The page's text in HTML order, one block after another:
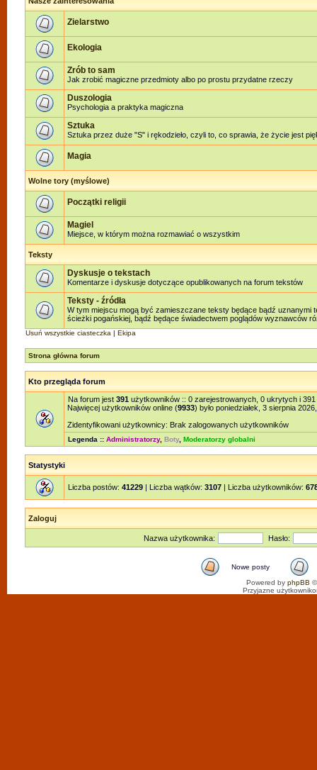
Zielarstwo
Ekologia
Zrób to sam
Jak zrobić magiczne przedmioty albo po prostu przydatne rzeczy
Duszologia
Psychologia a praktyka magiczna
Sztuka
Sztuka przez duże "S" i rękodzieło, czyli to, co sprawia, że życie jest
Magia
Wolne tory (myślowe)
Początki religii
Magiel
Miejsce, w którym można rozmawiać o wszystkim
Teksty
Dyskusje o tekstach
Komentarze i dyskusje dotyczące opublikowanych na forum tekstów
Teksty - źródła
W tym miejscu mogą być zamieszczane teksty będące bądź uznanymi
ścieżki pogańskiej, bądź będące świadectwem poglądów wyznawców
Usuń wszystkie ciasteczka | Ekipa
Strona główna forum
Kto przegląda forum
Na forum jest 391 użytkowników :: 0 zarejestrowanych, 0 ukrytych i
Najwięcej użytkowników online (9933) było poniedziałek, 3 sierpnia
Zidentyfikowani użytkownicy: Brak zalogowanych użytkowników
Legenda :: Administratorzy, Boty, Moderatorzy globalni
Statystyki
Liczba postów: 41229 | Liczba wątków: 3107 | Liczba użytkowników:
Zaloguj
Nazwa użytkownika: Hasło:
Nowe posty
Powered by phpBB
Przyjazne